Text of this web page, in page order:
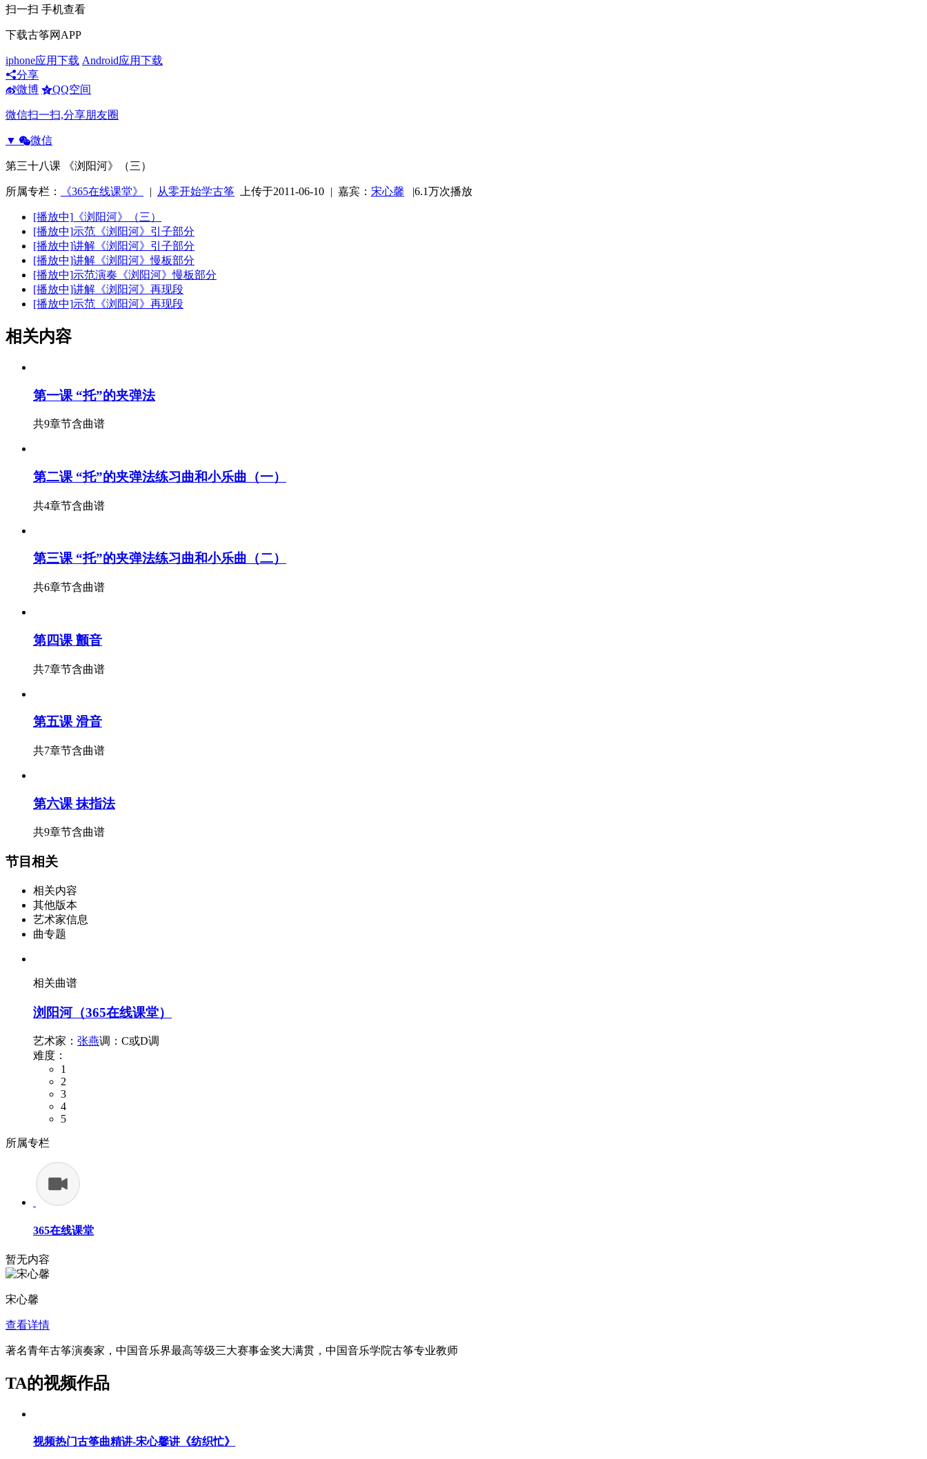
扫一扫 手机查看
下载古筝网APP
iphone应用下载 Android应用下载
分享
微博
QQ空间
微信扫一扫,分享朋友圈
▼ 微信
第三十八课 《浏阳河》（三）
所属专栏： 《365在线课堂》 | 从零开始学古筝 上传于2011-06-10 | 嘉宾： 宋心馨 |6.1万次播放
[播放中] 《浏阳河》（三）
[播放中]示范《浏阳河》引子部分
[播放中]讲解《浏阳河》引子部分
[播放中]讲解《浏阳河》慢板部分
[播放中]示范演奏《浏阳河》慢板部分
[播放中]讲解《浏阳河》再现段
[播放中]示范《浏阳河》再现段
相关内容
第一课 “托”的夹弹法
共9章节含曲谱
第二课 “托”的夹弹法练习曲和小乐曲（一）
共4章节含曲谱
第三课 “托”的夹弹法练习曲和小乐曲（二）
共6章节含曲谱
第四课 颤音
共7章节含曲谱
第五课 滑音
共7章节含曲谱
第六课 抹指法
共9章节含曲谱
节目相关
相关内容
其他版本
艺术家信息
曲专题
相关曲谱
浏阳河（365在线课堂）
艺术家： 张燕调：C或D调
难度：
1
2
3
4
5
所属专栏
365在线课堂
暂无内容
宋心馨
查看详情
著名青年古筝演奏家，中国音乐界最高等级三大赛事金奖大满贯，中国音乐学院古筝专业教师
TA的视频作品
视频热门古筝曲精讲-宋心馨讲《纺织忙》